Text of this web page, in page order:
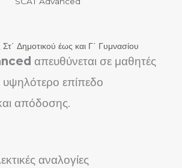
Στ΄ Δημοτικού έως και Γ΄ Γυμνασίου
απευθύνεται σε μαθητές
επίπεδο
απόδοσης.
αναλογίες